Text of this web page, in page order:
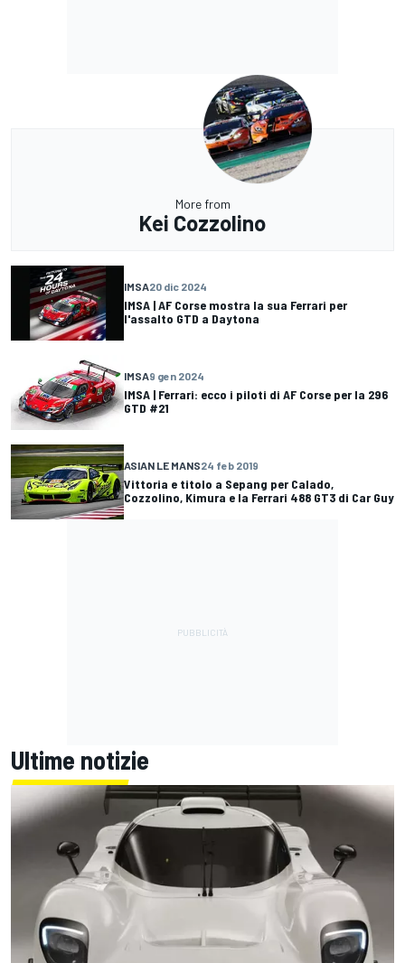
More from
Kei Cozzolino
IMSA20 dic 2024
IMSA | AF Corse mostra la sua Ferrari per
l'assalto GTD a Daytona
IMSA9 gen 2024
IMSA | Ferrari: ecco i piloti di AF Corse per la 296
GTD #21
ASIAN LE MANS24 feb 2019
Vittoria e titolo a Sepang per Calado,
Cozzolino, Kimura e la Ferrari 488 GT3 di Car Guy
Ultime notizie